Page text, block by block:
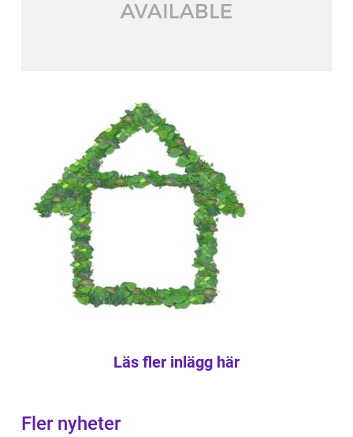
Läs fler inlägg här
Fler nyheter